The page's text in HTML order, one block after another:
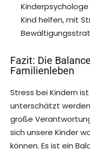
Kind helfen, mit
Fazit: Die
Familienleben
Stress bei Kindern
unterschätzt
große
sich unsere Kinder
können. Es ist ein